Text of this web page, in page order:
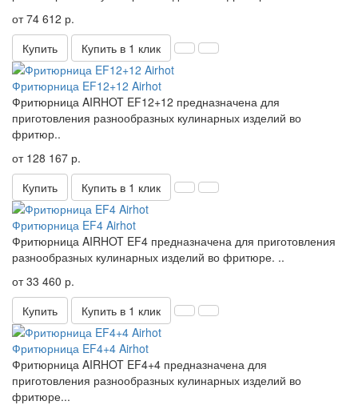
от 74 612 р.
Купить
Купить в 1 клик
Фритюрница EF12+12 Airhot
Фритюрница AIRHOT EF12+12 предназначена для
приготовления разнообразных кулинарных изделий во
фритюр..
от 128 167 р.
Купить
Купить в 1 клик
Фритюрница EF4 Airhot
Фритюрница AIRHOT EF4 предназначена для приготовления
разнообразных кулинарных изделий во фритюре. ..
от 33 460 р.
Купить
Купить в 1 клик
Фритюрница EF4+4 Airhot
Фритюрница AIRHOT EF4+4 предназначена для
приготовления разнообразных кулинарных изделий во
фритюре...